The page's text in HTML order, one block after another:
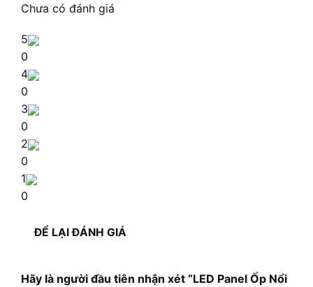
Chưa có đánh giá
5
0
4
0
3
0
2
0
1
0
ĐỂ LẠI ĐÁNH GIÁ
Hãy là người đầu tiên nhận xét “LED Panel Ốp Nổi